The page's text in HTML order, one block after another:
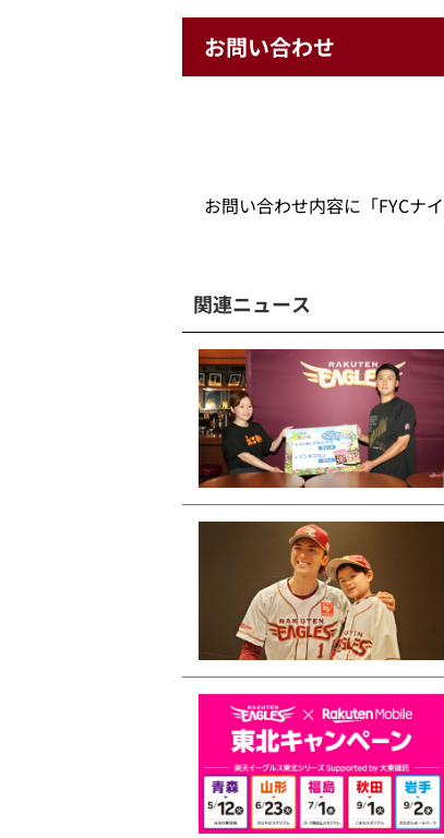
お問い合わせ
お問い合わせ内容に「FYCナ
関連ニュース